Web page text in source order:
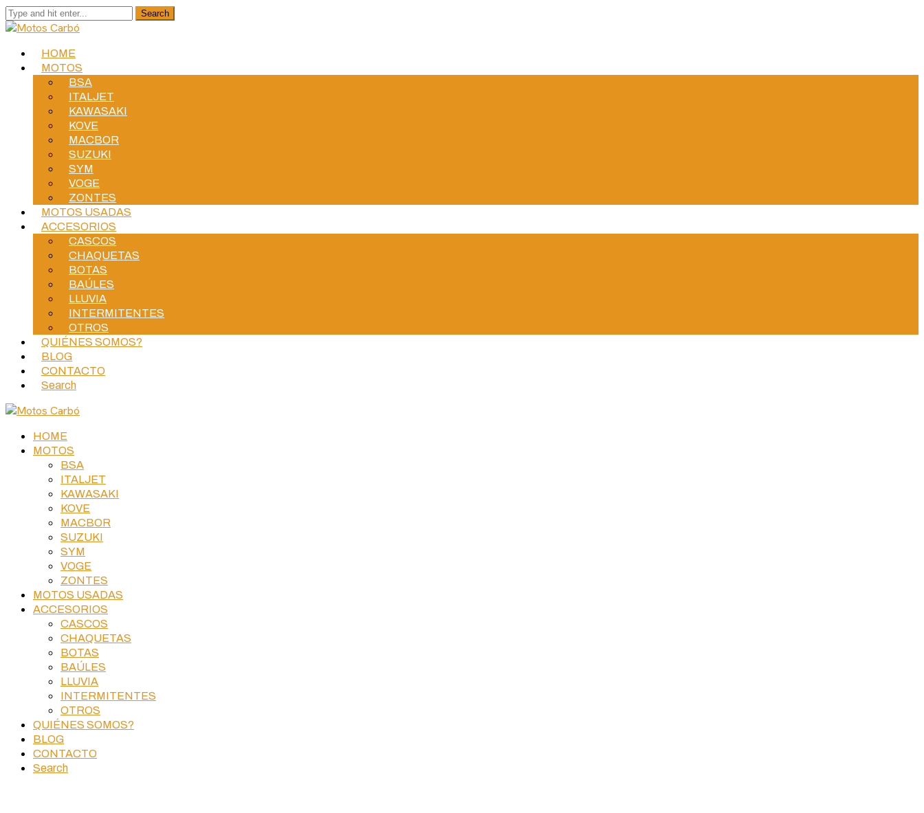
HOME
MOTOS
BSA
ITALJET
KAWASAKI
KOVE
MACBOR
SUZUKI
SYM
VOGE
ZONTES
MOTOS USADAS
ACCESORIOS
CASCOS
CHAQUETAS
BOTAS
BAÚLES
LLUVIA
INTERMITENTES
OTROS
QUIÉNES SOMOS?
BLOG
CONTACTO
Search
HOME
MOTOS
BSA
ITALJET
KAWASAKI
KOVE
MACBOR
SUZUKI
SYM
VOGE
ZONTES
MOTOS USADAS
ACCESORIOS
CASCOS
CHAQUETAS
BOTAS
BAÚLES
LLUVIA
INTERMITENTES
OTROS
QUIÉNES SOMOS?
BLOG
CONTACTO
Search